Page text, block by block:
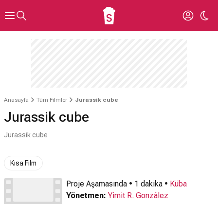
Anasayfa Tüm Filmler Jurassik cube
Jurassik cube
Jurassik cube
Kısa Film
Proje Aşamasında • 1 dakika • Küba
Yönetmen: Yimit R. González